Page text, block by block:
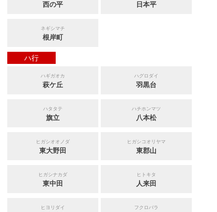
西の平 日本平
ネギシマチ
根岸町
ハ行
ハギガオカ
萩ケ丘
ハグロダイ
羽黒台
ハタタテ
旗立
ハチホンマツ
八本松
ヒガシオオノダ
東大野田
ヒガシコオリヤマ
東郡山
ヒガシナカダ
東中田
ヒトキタ
人来田
ヒヨリダイ フクロバラ